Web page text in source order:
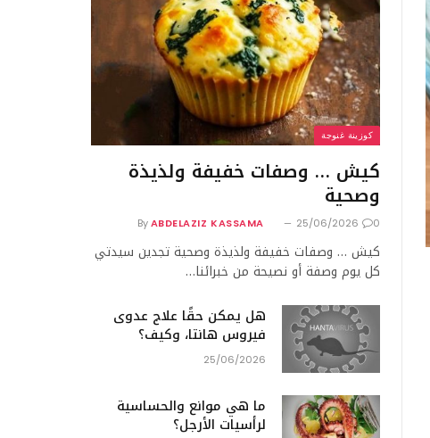
كوزينة غنوجة
كيش … وصفات خفيفة ولذيذة
وصحية
By ABDELAZIZ KASSAMA 25/06/2026 0
كيش … وصفات خفيفة ولذيذة وصحية تجدين سيدتي
كل يوم وصفة أو نصيحة من خبرائنا…
هل يمكن حقًا علاج عدوى
فيروس هانتا، وكيف؟
25/06/2026
ما هي موانع والحساسية
لرأسيات الأرجل؟